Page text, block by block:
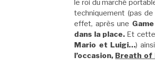
le roi du marché
techniquement (pas
effet, après une
dans la place. Et
Mario et Luigi…)
l’occasion, Breath of